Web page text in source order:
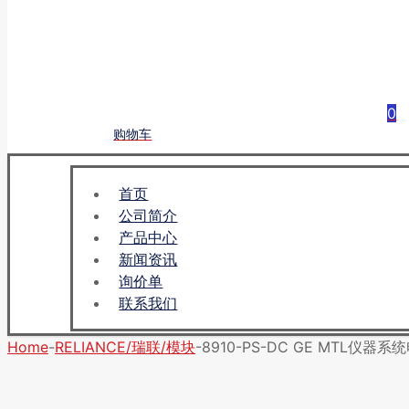
0
购物车
首页
公司简介
产品中心
新闻资讯
询价单
联系我们
Home-RELIANCE/瑞联/模块-8910-PS-DC GE MTL仪器系